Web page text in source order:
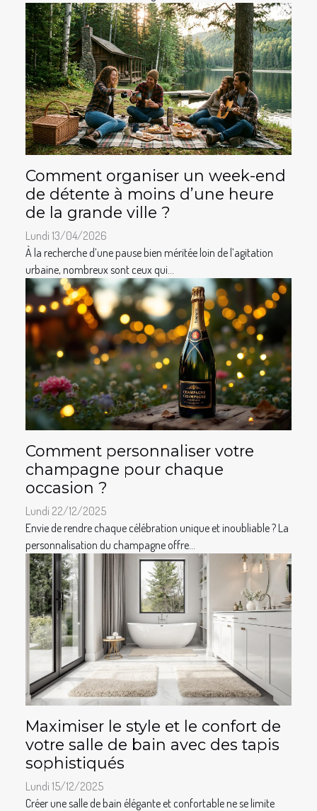
Comment organiser un week-end
de détente à moins d’une heure
de la grande ville ?
Lundi 13/04/2026
À la recherche d’une pause bien méritée loin de l’agitation
urbaine, nombreux sont ceux qui...
Comment personnaliser votre
champagne pour chaque
occasion ?
Lundi 22/12/2025
Envie de rendre chaque célébration unique et inoubliable ? La
personnalisation du champagne offre...
Maximiser le style et le confort de
votre salle de bain avec des tapis
sophistiqués
Lundi 15/12/2025
Créer une salle de bain élégante et confortable ne se limite